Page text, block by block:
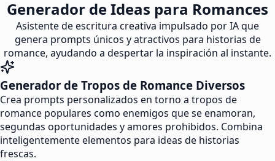
Generador de Ideas para Romances
Asistente de escritura creativa impulsado por IA que
genera prompts únicos y atractivos para historias de
romance, ayudando a despertar la inspiración al instante.
Generador de Tropos de Romance Diversos
Crea prompts personalizados en torno a tropos de
romance populares como enemigos que se enamoran,
segundas oportunidades y amores prohibidos. Combina
inteligentemente elementos para ideas de historias
frescas.